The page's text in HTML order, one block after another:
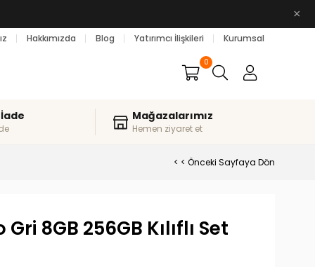
×
Hakkımızda Blog Yatırımcı İlişkileri Kurumsal
0
Mağazalarımız
Hemen ziyaret et
< < Önceki Sayfaya Dön
8GB 256GB Kılıflı Set